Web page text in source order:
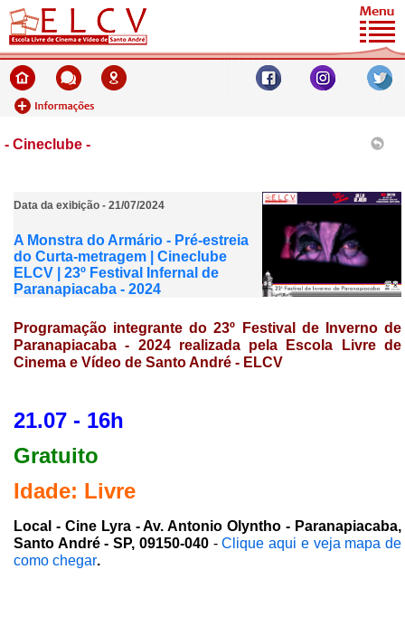
- Cineclube -
Data da exibição - 21/07/2024
A Monstra do Armário - Pré-estreia
do Curta-metragem | Cineclube
ELCV | 23º Festival Infernal de
Paranapiacaba - 2024
Programação integrante do 23º Festival de Inverno de
Paranapiacaba - 2024 realizada pela
Escola Livre de
Cinema e Vídeo de Santo André - ELCV
21.07 - 16h
Gratuito
Idade: Livre
Local - Cine Lyra - Av. Antonio Olyntho - Paranapiacaba,
Santo André - SP, 09150-040 -Clique aqui e veja mapa de
como chegar.